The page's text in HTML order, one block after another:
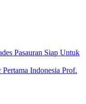
Pasauran Siap Untuk
Indonesia Prof.